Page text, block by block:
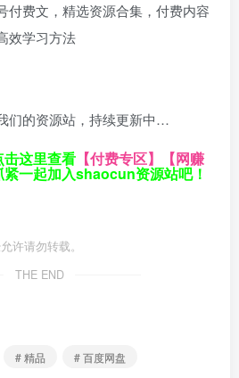
付费文，精选资源合集，付费内容
效学习方法
们的资源站，持续更新中…
这里查看 【付费专区】 【网赚
紧一起加入shaocun资源站吧！
许请勿转载。
THE END
# 精品 # 百度网盘